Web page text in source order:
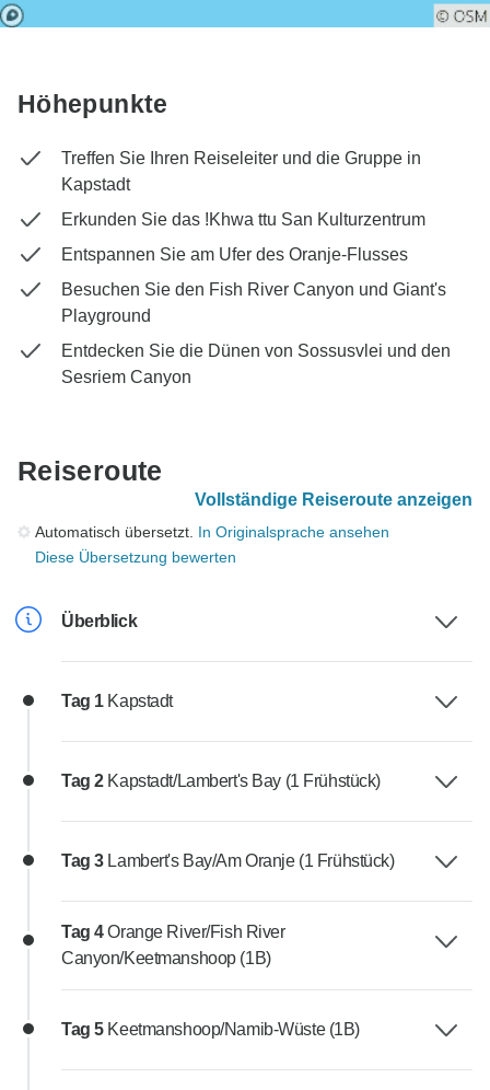
Höhepunkte
Treffen Sie Ihren Reiseleiter und die Gruppe in
Kapstadt
Erkunden Sie das !Khwa ttu San Kulturzentrum
Entspannen Sie am Ufer des Oranje-Flusses
Besuchen Sie den Fish River Canyon und Giant's
Playground
Entdecken Sie die Dünen von Sossusvlei und den
Sesriem Canyon
Reiseroute
Vollständige Reiseroute anzeigen
Automatisch übersetzt. In Originalsprache ansehen
Diese Übersetzung bewerten
Überblick
Tag 1 Kapstadt
Tag 2 Kapstadt/Lambert's Bay (1 Frühstück)
Tag 3 Lambert's Bay/Am Oranje (1 Frühstück)
Tag 4Orange River/Fish River
Canyon/Keetmanshoop (1B)
Tag 5 Keetmanshoop/Namib-Wüste (1B)